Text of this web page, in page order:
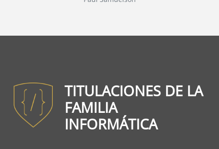
TITULACIONES DE LA
FAMILIA
INFORMÁTICA